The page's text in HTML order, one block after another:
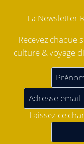
La Newsletter
Recevez chaque
culture & voyage
Laissez ce